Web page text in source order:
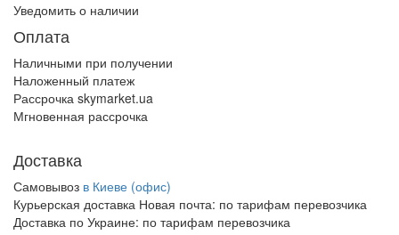
Уведомить о наличии
Оплата
Наличными при получении
Наложенный платеж
Рассрочка skymarket.ua
Мгновенная рассрочка
Доставка
Самовывоз в Киеве (офис)
Курьерская доставка Новая почта: по тарифам перевозчика
Доставка по Украине: по тарифам перевозчика